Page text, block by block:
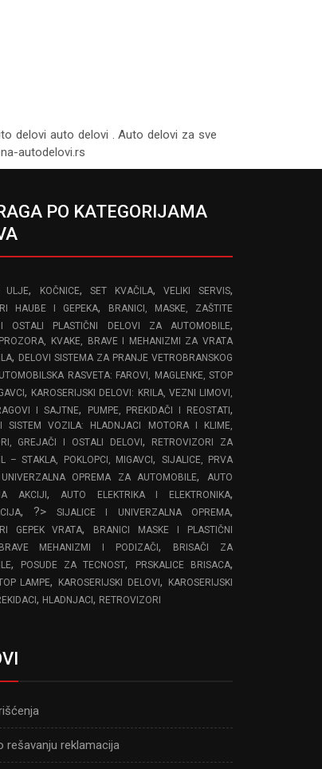
delovi auto delovi . Auto delovi za sve
autodelovi.rs
PO KATEGORIJAMA
ULJE, KOČNICE,SET KVAČILA,VELIKI SERVIS,
HAUBE I GEPEKA,
BRANICI, MASKE, ZAŠTITE
OSTALI PLASTIČNI DELOVI ZA AUTOMOBILE,
KVAKE, BRAVE I MEHANIZMI ZA VRATA
, DELOVI SISTEMA ZA PRANJE VETROBRANSKOG
RASVETA: FAROVI, MAGLENKE, STOP
, KAROSERIJSKI DELOVI: KRILA, VEZNI LIMOVI,
I SAJTNE, PUMPE, PREKIDAČI I REOSTATI,
SISTEM VOZILA: HLADNJACI MOTORA I KLIME,
GREJAČI I OSTALI DELOVI ,
RETROVIZORI ZA
– STAKLA, POKLOPCI, MIGAVCI,
SIJALICE, PRVA
OPREMA ZA AUTOMOBILE,
AUTO
AKCIJI ,AUTO ELEKTRIKA I ELEKTRONIKA,
, ?>SIJALICE I UNIVERZALNA OPREMA,
GEPEK VRATA,
BRANICI MASKE I PLASTIČNI
BRAVE MEHANIZMI I PODIZAČI,
BRISAČI ZA
, POSUDE ZA TECNOST, PRSKALICE BRISACA,
LAMPE, KAROSERIJSKI DELOVI,
KAROSERIJSKI
, HLADNJACI , RETROVIZORI
rešavanju reklamacija